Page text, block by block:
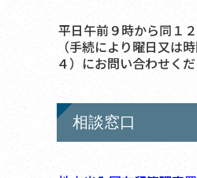
平日午前９時から同１
（手続により曜日又は
４）にお問い合わせくだ
相談窓口